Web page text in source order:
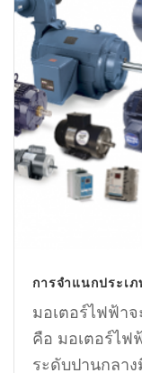
การจำแนกประเ
มอเตอร์ไฟฟ้า
คือ มอเตอร์ไฟ
ระดับปานกลา